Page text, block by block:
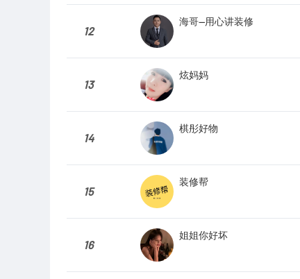
12
海哥—用心讲装修
13
炫妈妈
14
棋彤好物
15
装修帮
16
姐姐你好坏